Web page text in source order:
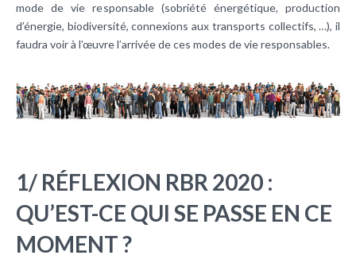
mode de vie responsable (sobriété énergétique, production
d’énergie, biodiversité, connexions aux transports collectifs, …), il
faudra voir à l’œuvre l’arrivée de ces modes de vie responsables.
1/ RÉFLEXION RBR 2020 :
QU’EST-CE QUI SE PASSE EN CE
MOMENT ?